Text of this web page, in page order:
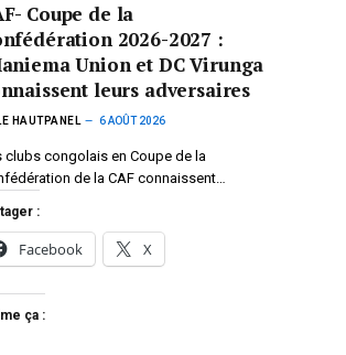
Coupe de la
2026-2027 :
Union et DC Virunga
leurs adversaires
HAUTPANEL 6 AOÛT 2026
clubs congolais en Coupe de la
de la CAF connaissent…
:
Facebook X
ça :